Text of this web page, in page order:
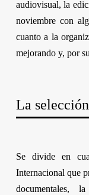
audiovisual, la
noviembre con
cuanto a la
mejorando y, por
La
Se divide en
Internacional que
documentales,